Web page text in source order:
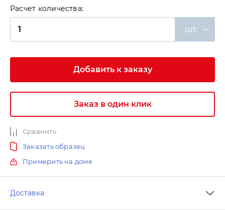
Расчет количества:
шт.
Добавить к заказу
Заказ в один клик
Сравнить
Заказать образец
Примерить на доме
Доставка